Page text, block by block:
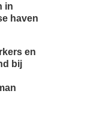
in
haven
en
bij